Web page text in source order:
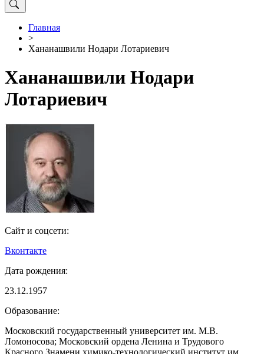
Главная
>
Хананашвили Нодари Лотариевич
Хананашвили Нодари
Лотариевич
Сайт и соцсети:
Вконтакте
Дата рождения:
23.12.1957
Образование:
Московский государственный университет им. М.В.
Ломоносова; Московский ордена Ленина и Трудового
Красного Знамени химико-технологический институт им.